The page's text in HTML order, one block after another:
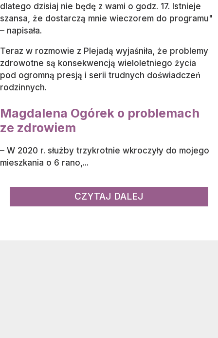
dlatego dzisiaj nie będę z wami o godz. 17. Istnieje
szansa, że dostarczą mnie wieczorem do programu"
– napisała.
Teraz w rozmowie z Plejadą wyjaśniła, że problemy
zdrowotne są konsekwencją wieloletniego życia
pod ogromną presją i serii trudnych doświadczeń
rodzinnych.
Magdalena Ogórek o problemach
ze zdrowiem
– W 2020 r. służby trzykrotnie wkroczyły do mojego
mieszkania o 6 rano,...
CZYTAJ DALEJ